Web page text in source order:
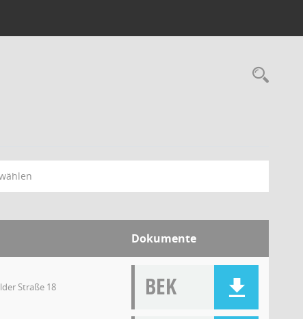
Dokumente
Straße 18
BEK